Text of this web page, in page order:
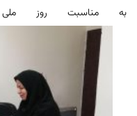
به مناسبت روز